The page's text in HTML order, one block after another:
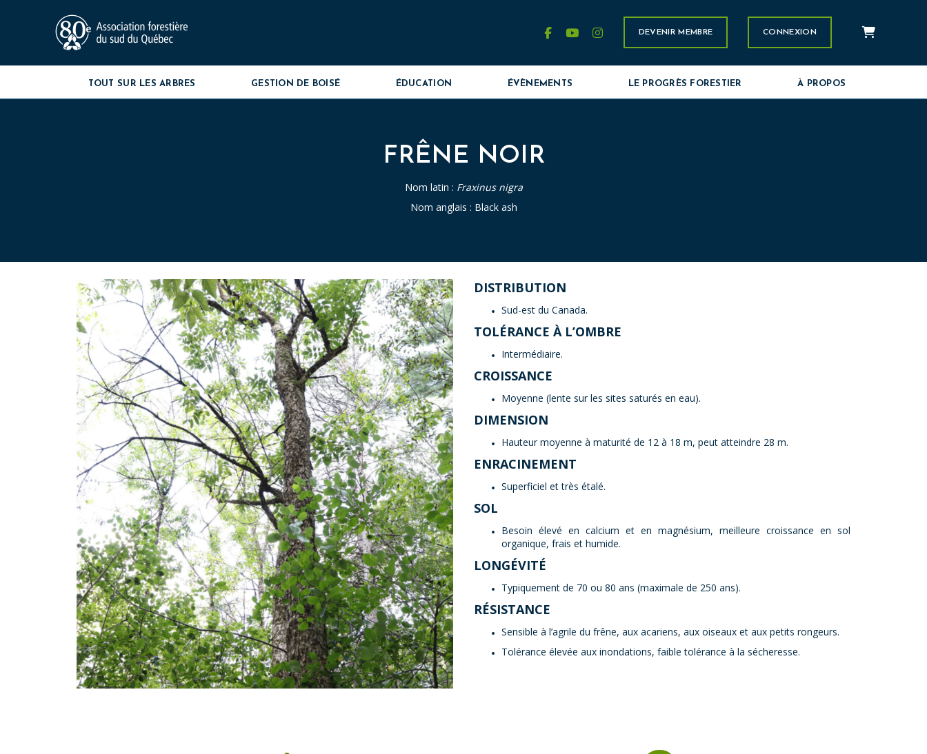
facebook
youtubeinstagramDEVENIR MEMBRE CONNEXION Panier
TOUT SUR LES ARBRES GESTION DE BOISÉ ÉDUCATION ÉVÈNEMENTS LE PROGRÈS FORESTIER À PROPOS
FRÊNE NOIR
Nom latin : Fraxinus nigra
Nom anglais : Black ash
DISTRIBUTION
Sud-est du Canada.
TOLÉRANCE À L’OMBRE
Intermédiaire.
CROISSANCE
Moyenne (lente sur les sites saturés en eau).
DIMENSION
Hauteur moyenne à maturité de 12 à 18 m, peut atteindre 28 m.
ENRACINEMENT
Superficiel et très étalé.
SOL
Besoin élevé en calcium et en magnésium, meilleure croissance en sol
organique, frais et humide.
LONGÉVITÉ
Typiquement de 70 ou 80 ans (maximale de 250 ans).
RÉSISTANCE
Sensible à l’agrile du frêne, aux acariens, aux oiseaux et aux petits rongeurs.
Tolérance élevée aux inondations, faible tolérance à la sécheresse.